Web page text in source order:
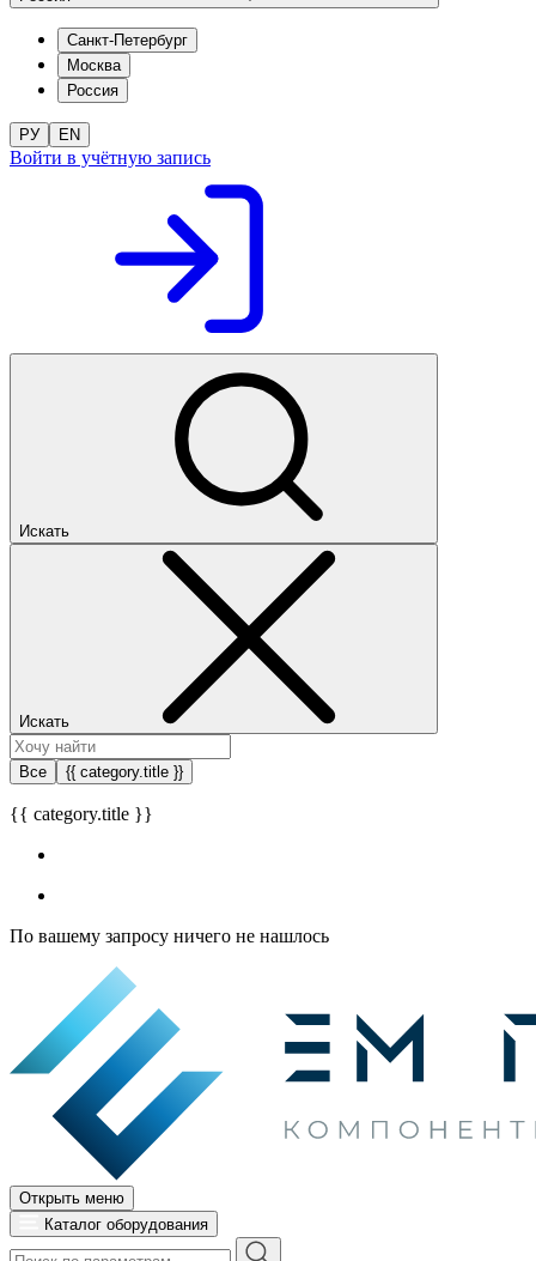
Санкт-Петербург
Москва
Россия
РУ EN
Войти в учётную запись
Искать
Искать
Все {{ category.title }}
{{ category.title }}
По вашему запросу ничего не нашлось
Открыть меню
Каталог оборудования